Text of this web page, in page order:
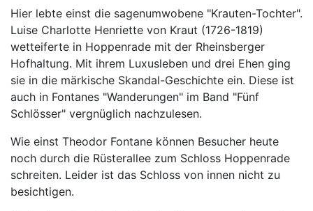
Hier lebte einst die sagenumwobene "Krauten-Tochter".
Luise Charlotte Henriette von Kraut (1726-1819)
wetteiferte in Hoppenrade mit der Rheinsberger
Hofhaltung. Mit ihrem Luxusleben und drei Ehen ging
sie in die märkische Skandal-Geschichte ein. Diese ist
auch in Fontanes "Wanderungen" im Band "Fünf
Schlösser" vergnüglich nachzulesen.
Wie einst Theodor Fontane können Besucher heute
noch durch die Rüsterallee zum Schloss Hoppenrade
schreiten. Leider ist das Schloss von innen nicht zu
besichtigen.